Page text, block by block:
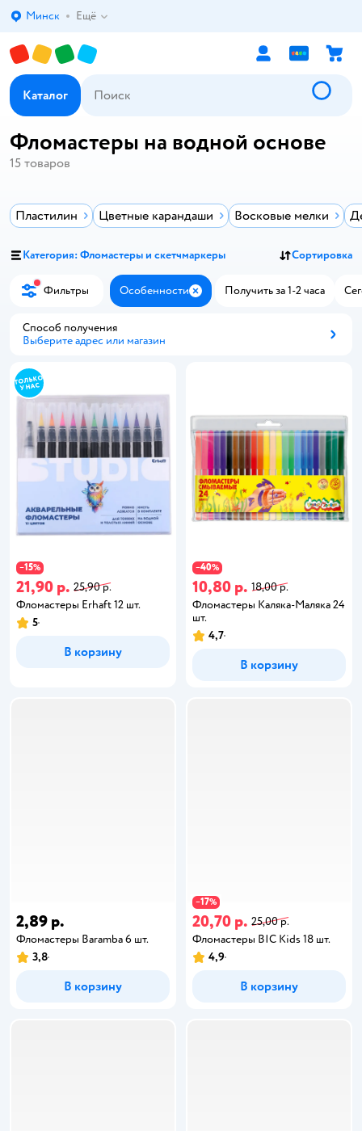
Выбор адреса доставки.
Минск Ещё
Каталог
Фломастеры на водной основе
15 товаров
Пластилин Цветные карандаши Восковые мелки
Категория: Фломастеры и скетчмаркеры Сортировка
Фильтры Особенности ЗакрытьПолучить за 1-2 часа
Способ получения
Выберите адрес или магазин
−15%
21,90 р. 25,90 р.
Фломастеры Erhaft 12 шт.
5
В корзину
−40%
10,80 р. 18,00 р.
Фломастеры Каляка-Маляка 24
шт.
4,7
В корзину
2,89 р.
Фломастеры Baramba 6 шт.
3,8
В корзину
−17%
20,70 р. 25,00 р.
Фломастеры BIC Kids 18 шт.
4,9
В корзину